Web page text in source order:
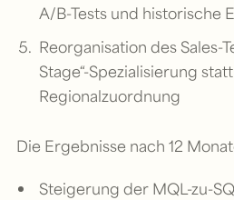
A/B-Tests und historische
Reorganisation des Sales-
Stage“-Spezialisierung
Regionalzuordnung
Die Ergebnisse nach 12
Steigerung der MQL-zu-